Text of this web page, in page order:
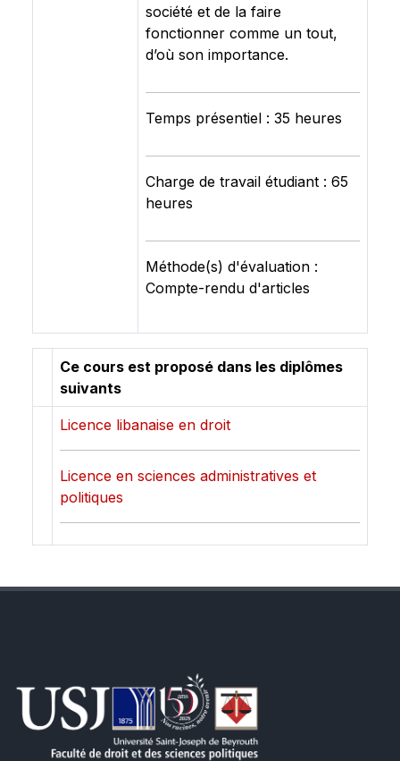
société et de la faire
fonctionner comme un tout,
d’où son importance.
Temps présentiel : 35 heures
Charge de travail étudiant : 65
heures
Méthode(s) d'évaluation :
Compte-rendu d'articles
Ce cours est proposé dans les diplômes
suivants
Licence libanaise en droit
Licence en sciences administratives et
politiques